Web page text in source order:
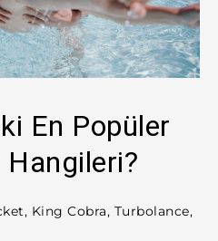
En Popüler
King Cobra, Turbolance,